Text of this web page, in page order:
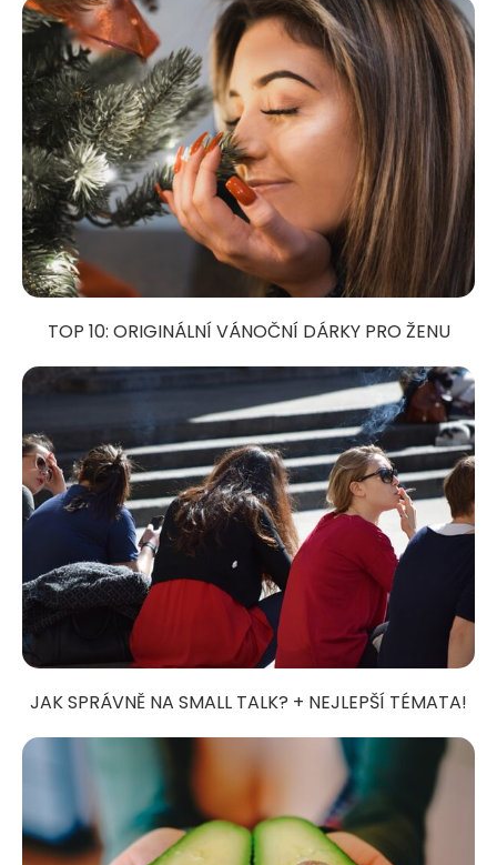
TOP 10: ORIGINÁLNÍ VÁNOČNÍ DÁRKY PRO ŽENU
JAK SPRÁVNĚ NA SMALL TALK? + NEJLEPŠÍ TÉMATA!